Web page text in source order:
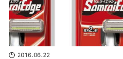
2016.06.22